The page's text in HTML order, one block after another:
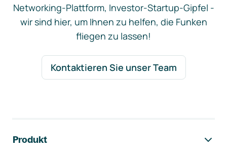
Networking-Plattform, Investor-Startup-Gipfel -
wir sind hier, um Ihnen zu helfen, die Funken
fliegen zu lassen!
Kontaktieren Sie unser Team
Produkt